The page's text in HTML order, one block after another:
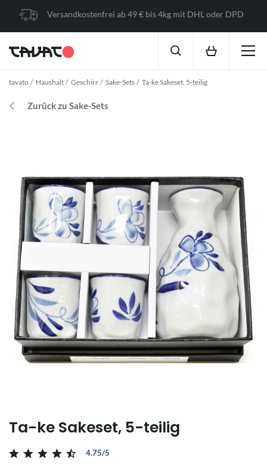
Versandkostenfrei ab 49 € bis 4kg mit DHL oder DPD
tavato Haushalt Geschirr Sake-Sets Ta-ke Sakeset, 5-teilig
Zurück zu Sake-Sets
Ta-ke Sakeset, 5-teilig
4.75/5